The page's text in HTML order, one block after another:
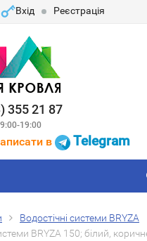
Вхід Реєстрація
355 21 87
19:00
в Telegram
Водостічні системи BRYZA
BRYZA 150; білий,